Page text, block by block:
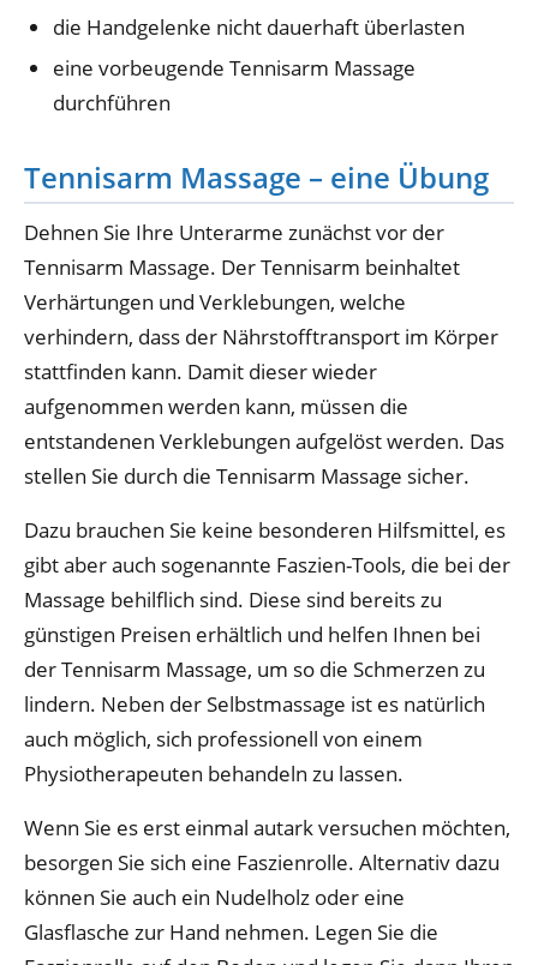
die Handgelenke nicht dauerhaft überlasten
eine vorbeugende Tennisarm Massage
durchführen
Tennisarm Massage – eine Übung
Dehnen Sie Ihre Unterarme zunächst vor der
Tennisarm Massage. Der Tennisarm beinhaltet
Verhärtungen und Verklebungen, welche
verhindern, dass der Nährstofftransport im Körper
stattfinden kann. Damit dieser wieder
aufgenommen werden kann, müssen die
entstandenen Verklebungen aufgelöst werden. Das
stellen Sie durch die Tennisarm Massage sicher.
Dazu brauchen Sie keine besonderen Hilfsmittel, es
gibt aber auch sogenannte Faszien-Tools, die bei der
Massage behilflich sind. Diese sind bereits zu
günstigen Preisen erhältlich und helfen Ihnen bei
der Tennisarm Massage, um so die Schmerzen zu
lindern. Neben der Selbstmassage ist es natürlich
auch möglich, sich professionell von einem
Physiotherapeuten behandeln zu lassen.
Wenn Sie es erst einmal autark versuchen möchten,
besorgen Sie sich eine Faszienrolle. Alternativ dazu
können Sie auch ein Nudelholz oder eine
Glasflasche zur Hand nehmen. Legen Sie die